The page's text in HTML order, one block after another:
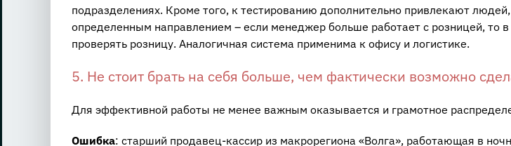
подразделениях. Кроме того, к тестированию дополнительно привлекают
определенным направлением – если менеджер больше работает с розницей, то в
проверять розницу. Аналогичная система применима к офису и логистике.
5. Не стоит брать на себя больше, чем фактически возможно
Для эффективной работы не менее важным оказывается и грамотное
Ошибка: старший продавец-кассир из макрорегиона «Волга», работающая в